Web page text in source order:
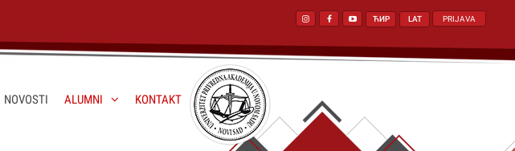
PRIJAVA
ЋИР LAT
NOVOSTI ALUMNI KONTAKT